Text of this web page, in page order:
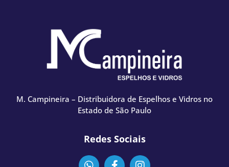
M. Campineira – Distribuidora de Espelhos e Vidros no
Estado de São Paulo
Redes Sociais